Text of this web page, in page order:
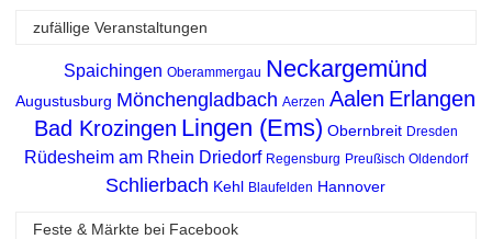
zufällige Veranstaltungen
Spaichingen Oberammergau Neckargemünd
Augustusburg Mönchengladbach Aerzen Aalen Erlangen
Bad Krozingen Lingen (Ems) Obernbreit Dresden
Rüdesheim am Rhein Driedorf Regensburg Preußisch Oldendorf
Schlierbach Kehl Blaufelden Hannover
Feste & Märkte bei Facebook